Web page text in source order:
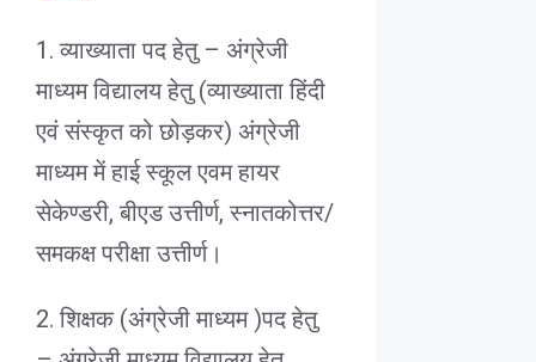
1. व्याख्याता पद हेतु – अंग्रेजी
माध्यम विद्यालय हेतु (व्याख्याता हिंदी
एवं संस्कृत को छोड़कर) अंग्रेजी
माध्यम में हाई स्कूल एवम हायर
सेकेण्डरी, बीएड उत्तीर्ण, स्नातकोत्तर/
समकक्ष परीक्षा उत्तीर्ण।
2. शिक्षक (अंग्रेजी माध्यम )पद हेतु